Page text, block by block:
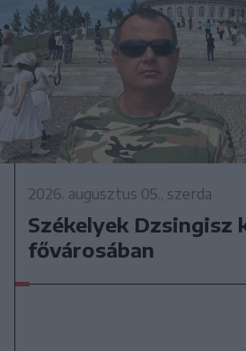
2026. augusztus 05., szerda
Székelyek Dzsingisz
fővárosában